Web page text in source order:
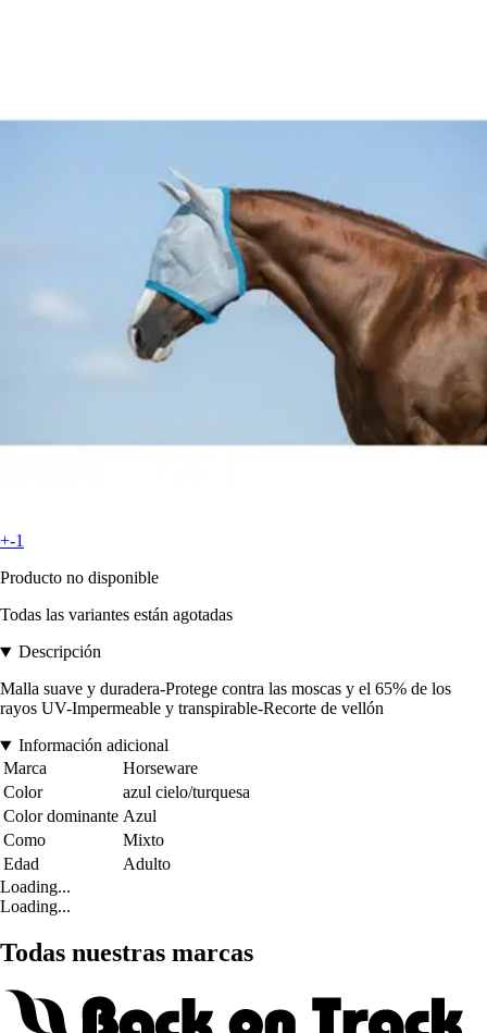
+-1
Producto no disponible
Todas las variantes están agotadas
Descripción
Malla suave y duradera-Protege contra las moscas y el 65% de los
rayos UV-Impermeable y transpirable-Recorte de vellón
Información adicional
Marca
Horseware
Color
azul cielo/turquesa
Color dominante Azul
Como
Mixto
Edad
Adulto
Loading...
Loading...
Todas nuestras marcas